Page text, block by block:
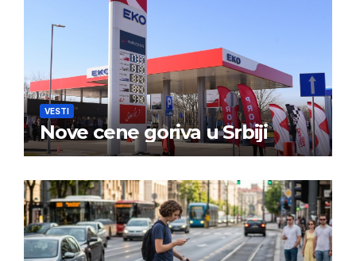
VESTI
Nove cene goriva u Srbiji